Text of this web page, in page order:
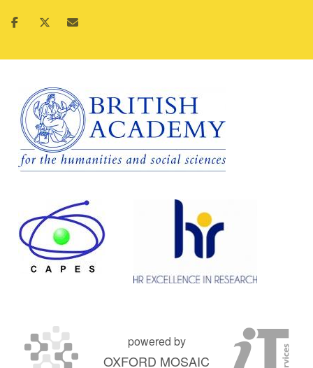
ShareShareShare
powered by
OXFORD MOSAIC